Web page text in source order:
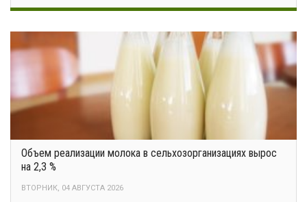
Объем реализации молока в сельхозорганизациях вырос
на 2,3 %
ВТОРНИК, 04 АВГУСТА 2026